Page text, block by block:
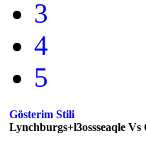
3
4
5
Gösterim Stili
Lynchburgs+l3ossseaqle